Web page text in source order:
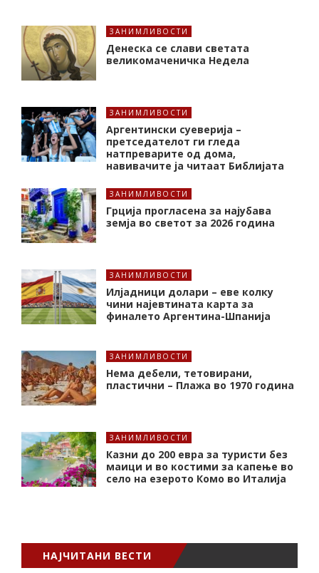
ЗАНИМЛИВОСТИ
Денеска се слави светата
великомаченичка Недела
ЗАНИМЛИВОСТИ
Аргентински суеверија –
претседателот ги гледа
натпреварите од дома,
навивачите ја читаат Библијата
ЗАНИМЛИВОСТИ
Грција прогласена за најубава
земја во светот за 2026 година
ЗАНИМЛИВОСТИ
Илјадници долари – еве колку
чини најевтината карта за
финалето Аргентина-Шпанија
ЗАНИМЛИВОСТИ
Нема дебели, тетовирани,
пластични – Плажа во 1970 година
ЗАНИМЛИВОСТИ
Казни до 200 евра за туристи без
маици и во костими за капење во
село на езерото Комо во Италија
НАЈЧИТАНИ ВЕСТИ